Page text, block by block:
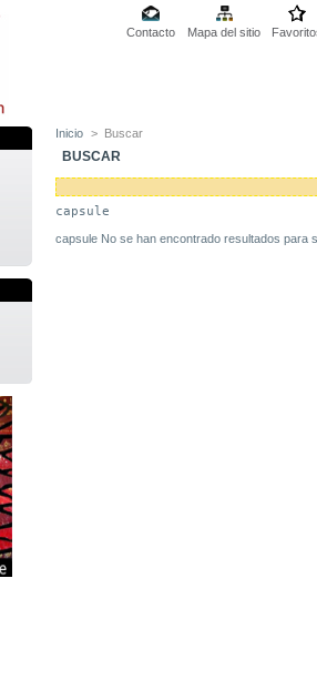
Contacto Mapa del sitio
Inicio > Buscar
BUSCAR
capsule
capsule No se han encontrado resultados para